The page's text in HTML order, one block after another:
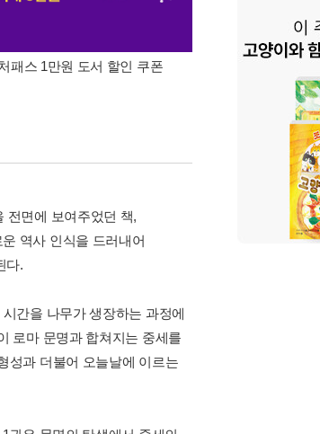
패스 1만원 도서 할인 쿠폰
전면에 보여주었던 책,
역사 인식을 드러내어
다.
간을 나무가 생장하는 과정에
로마 문명과 합쳐지는 중세를
성과 더불어 오늘날에 이르는